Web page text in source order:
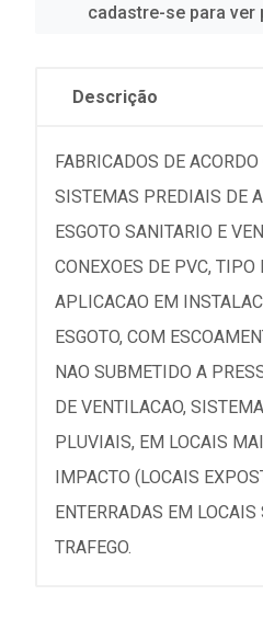
cadastre-se para
Descrição
FABRICADOS DE
SISTEMAS PREDIAIS DE
ESGOTO SANITARIO E
CONEXOES DE PVC,
APLICACAO EM
ESGOTO, COM
NAO SUBMETIDO A
DE VENTILACAO,
PLUVIAIS, EM LOCAIS
IMPACTO (LOCAIS
ENTERRADAS EM
TRAFEGO.